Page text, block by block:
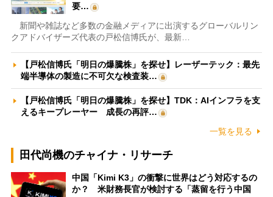
要…
新聞や雑誌など多数の金融メディアに出演するグローバルリン
クアドバイザーズ代表の戸松信博氏が、最新…
【戸松信博氏「明日の爆騰株」を探せ】レーザーテック：最先
端半導体の製造に不可欠な検査装…
【戸松信博氏「明日の爆騰株」を探せ】TDK：AIインフラを支
えるキープレーヤー 成長の再評…
一覧を見る
田代尚機のチャイナ・リサーチ
中国「Kimi K3」の衝撃に世界はどう対応するの
か？ 米財務長官が検討する「蒸留を行う中国